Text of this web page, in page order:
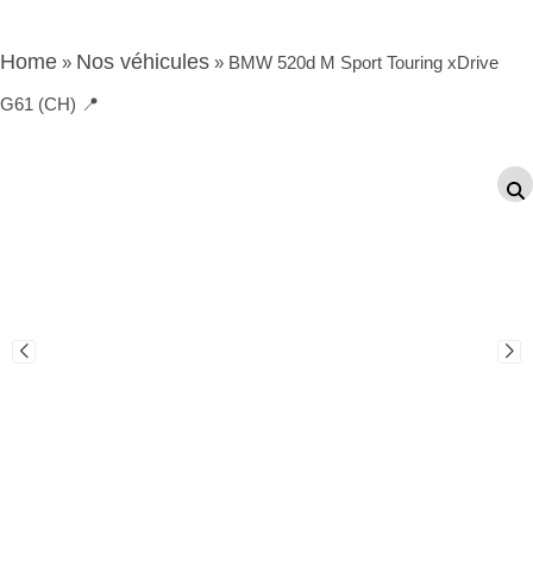
Home » Nos véhicules » BMW 520d M Sport Touring xDrive
G61 (CH) 📍